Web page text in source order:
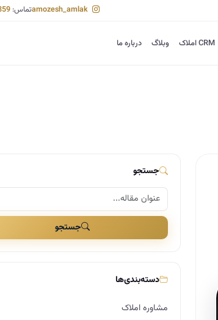
تماس:
CRM املاک وبلاگ درباره ما
جستجو
جستجو
دسته‌بندی‌ها
مشاوره املاک